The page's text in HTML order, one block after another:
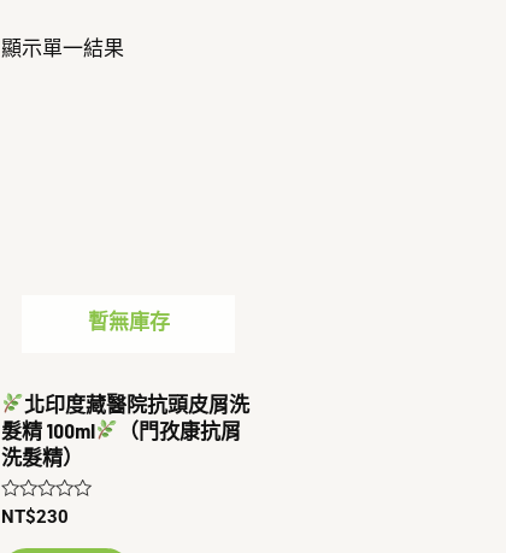
顯示單一結果
暫無庫存
北印度藏醫院抗頭皮屑洗
髮精 100ml
（門孜康抗屑
洗髮精）
評
NT$230